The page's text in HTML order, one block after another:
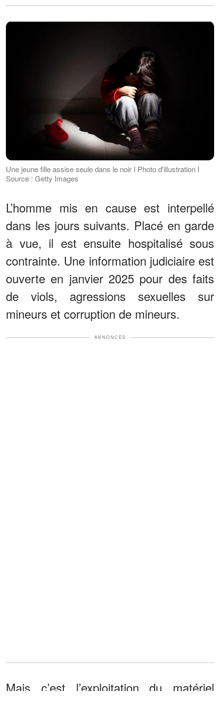
Une jeune fille assise seule dans le noir I Photo d'illustration I
Source : Getty Images
L’homme mis en cause est interpellé
dans les jours suivants. Placé en garde
à vue, il est ensuite hospitalisé sous
contrainte. Une information judiciaire est
ouverte en janvier 2025 pour des faits
de viols, agressions sexuelles sur
mineurs et corruption de mineurs.
ANNONCES
Mais c’est l’exploitation du matériel